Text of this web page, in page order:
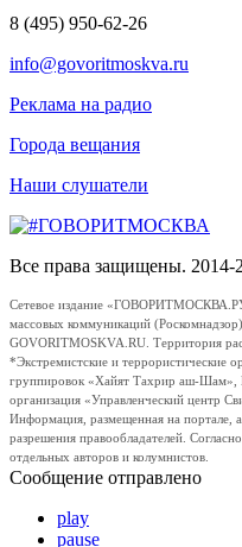
8 (495) 950-62-26
info@govoritmoskva.ru
Реклама на радио
Города вещания
Наши слушатели
Все права защищены. 2014-
Сетевое издание «ГОВОРИТМОСКВА.РУ/
массовых коммуникаций
GOVORITMOSKVA.RU. Территория
*Экстремистские и
группировок «Хайят Тахрир аш-Шам»,
организация «Управленческий центр
Информация, размещенная на портале,
разрешения правообладателей.
отдельных авторов и колумнистов.
Сообщение отправлено
play
pause